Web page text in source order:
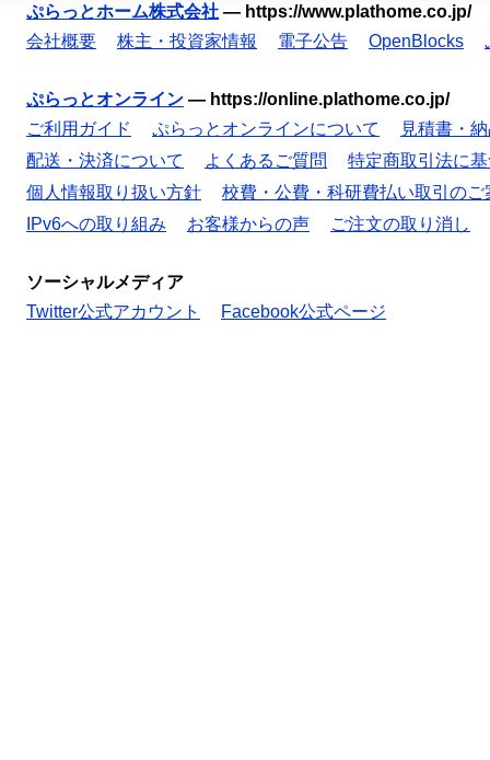
ぷらっとホーム株式会社 — https://www.plathome.co.jp/
会社概要
株主・投資家情報 電子公告 OpenBlocks
ぷらっとオンライン — https://online.plathome.co.jp/
ご利用ガイド
ぷらっとオンラインについて
見積書・
配送・決済について
よくあるご質問
特定商取引法に
個人情報取り扱い方針
校費・公費・科研費払い取引のご
IPv6への取り組み
お客様からの声 ご注文の取り消し
ソーシャルメディア
Twitter公式アカウント
Facebook公式ページ